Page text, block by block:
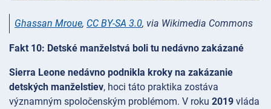
Ghassan Mroue, CC BY-SA 3.0, via Wikimedia Commons
Fakt 10: Detské manželstvá boli tu nedávno zakázané
Sierra Leone nedávno podnikla kroky na zakázanie
detských manželstiev, hoci táto praktika zostáva
významným spoločenským problémom. V roku 2019 vláda